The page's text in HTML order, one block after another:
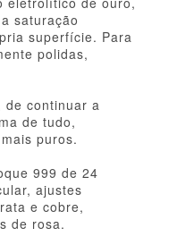
saturação
superfície. Para
polidas,
de continuar a
de tudo,
puros.
999 de 24
ajustes
e cobre,
de rosa.